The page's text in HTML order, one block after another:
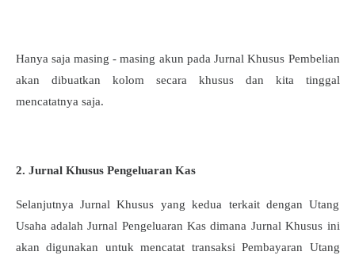
Hanya saja masing - masing akun pada Jurnal Khusus Pembelian
akan dibuatkan kolom secara khusus dan kita tinggal
mencatatnya saja.
2. Jurnal Khusus Pengeluaran Kas
Selanjutnya Jurnal Khusus yang kedua terkait dengan Utang
Usaha adalah Jurnal Pengeluaran Kas dimana Jurnal Khusus ini
akan digunakan untuk mencatat transaksi Pembayaran Utang